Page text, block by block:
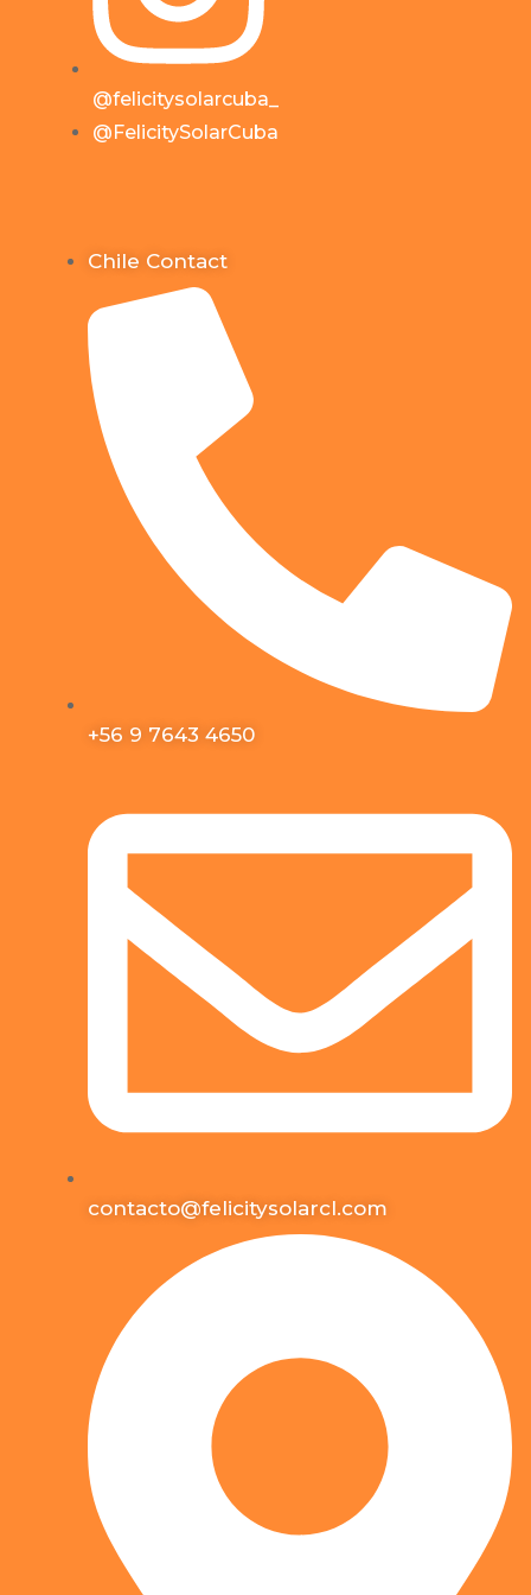
@felicitysolarcuba_
@FelicitySolarCuba
Chile Contact
+56 9 7643 4650
contacto@felicitysolarcl.com